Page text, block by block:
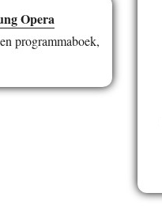
Opera
programmaboek,